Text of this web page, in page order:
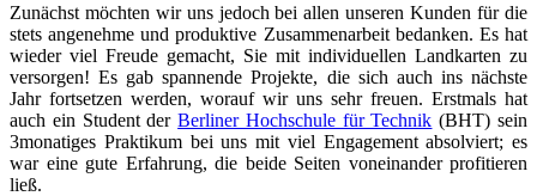
Zunächst möchten wir uns jedoch bei allen unseren Kunden für die
stets angenehme und produktive Zusammenarbeit bedanken. Es hat
wieder viel Freude gemacht, Sie mit individuellen Landkarten zu
versorgen! Es gab spannende Projekte, die sich auch ins nächste
Jahr fortsetzen werden, worauf wir uns sehr freuen. Erstmals hat
auch ein Student derBerliner Hochschule für Technik (BHT) sein
3monatiges Praktikum bei uns mit viel Engagement absolviert; es
war eine gute Erfahrung, die beide Seiten voneinander profitieren
ließ.